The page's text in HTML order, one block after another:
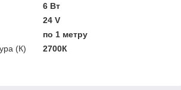
6 Вт
24 V
по 1 метру
(К)
2700К